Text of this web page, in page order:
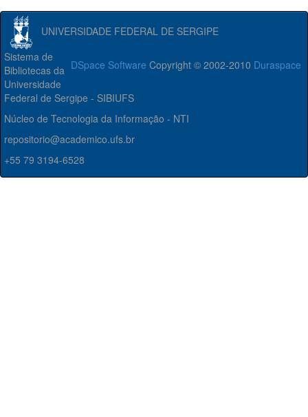
UNIVERSIDADE FEDERAL DE SERGIPE
DSpace Software Copyright © 2002-2010 Duraspace
Sistema de
Bibliotecas da
Universidade
Federal de Sergipe - SIBIUFS
Núcleo de Tecnologia da Informação - NTI
repositorio@academico.ufs.br
+55 79 3194-6528